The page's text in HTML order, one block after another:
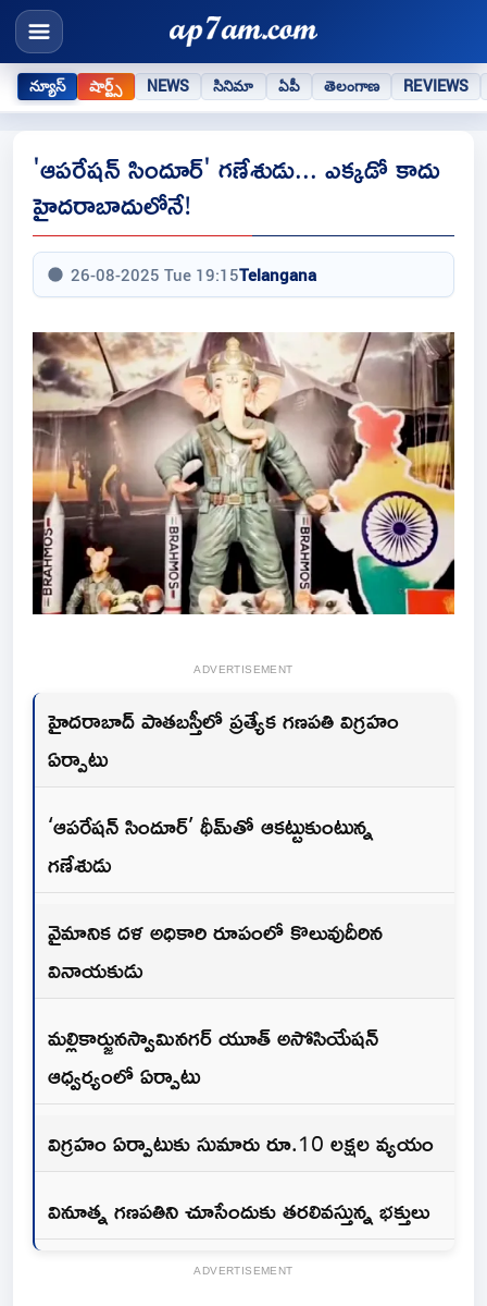
న్యూస్ షార్ట్స్ NEWS సినిమా ఏపీ తెలంగాణ REVIEWS
'ఆపరేషన్ సిందూర్' గణేశుడు... ఎక్కడో కాదు
హైదరాబాదులోనే!
26-08-2025 Tue 19:15Telangana
ADVERTISEMENT
హైదరాబాద్ పాతబస్తీలో ప్రత్యేక గణపతి విగ్రహం
ఏర్పాటు
‘ఆపరేషన్ సిందూర్’ థీమ్‌తో ఆకట్టుకుంటున్న
గణేశుడు
వైమానిక దళ అధికారి రూపంలో కొలువుదీరిన
వినాయకుడు
మల్లికార్జునస్వామినగర్ యూత్ అసోసియేషన్
ఆధ్వర్యంలో ఏర్పాటు
విగ్రహం ఏర్పాటుకు సుమారు రూ.10 లక్షల వ్యయం
వినూత్న గణపతిని చూసేందుకు తరలివస్తున్న భక్తులు
ADVERTISEMENT